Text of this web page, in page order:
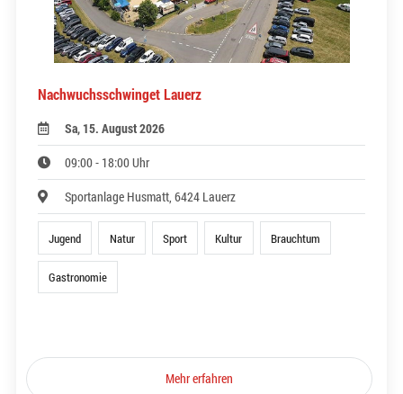
Nachwuchsschwinget Lauerz
Sa, 15. August 2026
09:00 - 18:00 Uhr
Sportanlage Husmatt, 6424 Lauerz
Jugend Natur Sport Kultur Brauchtum
Gastronomie
Mehr erfahren